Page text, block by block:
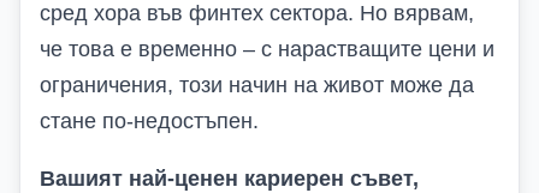
сред хора във финтех сектора. Но вярвам,
че това е временно – с нарастващите цени и
ограничения, този начин на живот може да
стане по-недостъпен.
Вашият най-ценен кариерен съвет,